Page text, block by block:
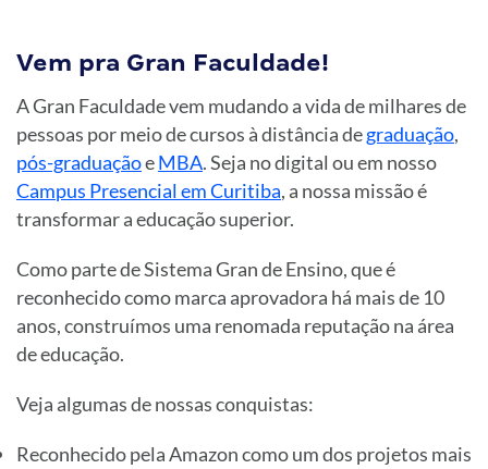
Vem pra Gran Faculdade!
A Gran Faculdade vem mudando a vida de milhares de
pessoas por meio de cursos à distância degraduação,
pós-graduaçãoeMBA. Seja no digital ou em nosso
Campus Presencial em Curitiba, a nossa missão é
transformar a educação superior.
Como parte de Sistema Gran de Ensino, que é
reconhecido como marca aprovadora há mais de 10
anos, construímos uma renomada reputação na área
de educação.
Veja algumas de nossas conquistas:
Reconhecido pela Amazon como um dos projetos mais